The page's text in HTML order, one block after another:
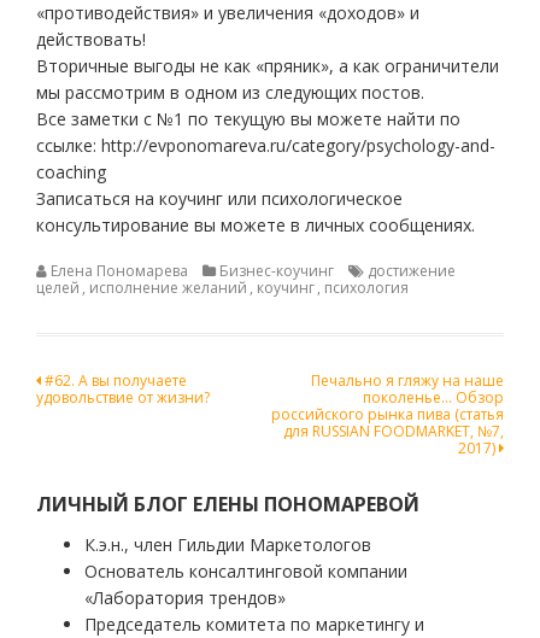
«противодействия» и увеличения «доходов» и
действовать!
Вторичные выгоды не как «пряник», а как ограничители
мы рассмотрим в одном из следующих постов.
Все заметки с №1 по текущую вы можете найти по
ссылке: http://evponomareva.ru/category/psychology-and-
coaching
Записаться на коучинг или психологическое
консультирование вы можете в личных сообщениях.
Елена Пономарева Бизнес-коучинг
достижение
целей , исполнение желаний , коучинг, психология
Навигация
#62. А вы получаете
удовольствие от жизни?
Печально я гляжу на наше
поколенье… Обзор
российского рынка пива (статья
для RUSSIAN FOODMARKET, №7,
2017)
ЛИЧНЫЙ БЛОГ ЕЛЕНЫ ПОНОМАРЕВОЙ
К.э.н., член Гильдии Маркетологов
Основатель консалтинговой компании
«Лаборатория трендов»
Председатель комитета по маркетингу и